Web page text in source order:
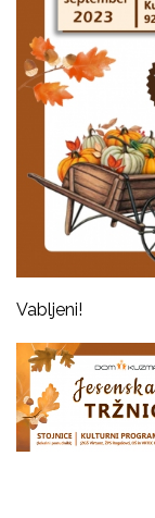
Vabljeni!